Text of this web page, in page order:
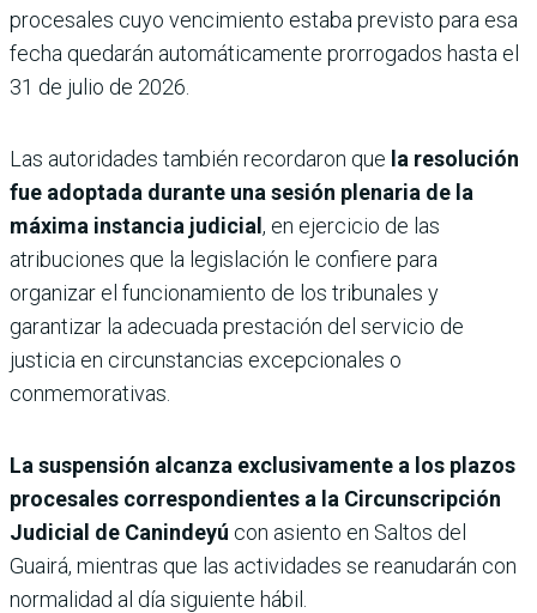
procesales cuyo vencimiento estaba previsto para esa
fecha quedarán automáticamente prorrogados hasta el
31 de julio de 2026.
Las autoridades también recordaron que la resolución
fue adoptada durante una sesión plenaria de la
máxima instancia judicial, en ejercicio de las
atribuciones que la legislación le confiere para
organizar el funcionamiento de los tribunales y
garantizar la adecuada prestación del servicio de
justicia en circunstancias excepcionales o
conmemorativas.
La suspensión alcanza exclusivamente a los plazos
procesales correspondientes a la Circunscripción
Judicial de Canindeyú con asiento en Saltos del
Guairá, mientras que las actividades se reanudarán con
normalidad al día siguiente hábil.